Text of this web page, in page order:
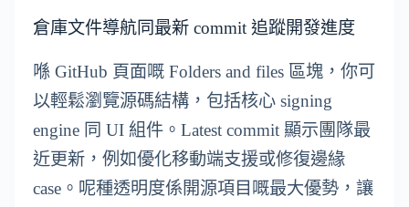
倉庫文件導航同最新 commit 追蹤開發進度
喺 GitHub 頁面嘅 Folders and files 區塊，你可
以輕鬆瀏覽源碼結構，包括核心 signing
engine 同 UI 組件。Latest commit 顯示團隊最
近更新，例如優化移動端支援或修復邊緣
case。呢種透明度係開源項目嘅最大優勢，讓